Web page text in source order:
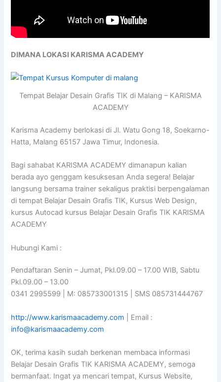
DIMANA LOKASI KARISMA ACADEMY
Tempat Belajar Desain Grafis TIK di Malang – KARISMA
ACADEMY
Karisma Academy berlokasi di Jl. Watu Gong 18, Soekarno-
Hatta, Malang 65157 Jawa Timur, Indonesia.
Bagi sahabat KARISMA ACADEMY dimanapun kalian
berada ayo genggam kesuksesan Anda segera! Belajar
langsung bersama trainer sekaligus praktisi berpengalaman
di tempat Belajar Desain Grafis TIK, Kursus Web Design,
kursus Autocad kursus Belajar Desain Grafis TIK KARISMA
ACADEMY
Hubungi Kami :
Pendaftaran Senin – Jumat, Pkl.09.00 – 17.00 WIB, Sabtu
Pkl.09.00 – 13.00
0341 2995599 | M: 085733001315 | SMS 085731444767
http://www.karismaacademy.com | Email :
info@karismaacademy.com
OK, terima kasih sudah berkenan membaca informasi
Belajar Desain Grafis TIK KARISMA ACADEMY, semoga
bermanfaat. Ingat ya mencari tempat, Kursus Website,